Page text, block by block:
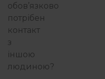
обов’язково
потрібен
контакт
з
іншою
людиною?